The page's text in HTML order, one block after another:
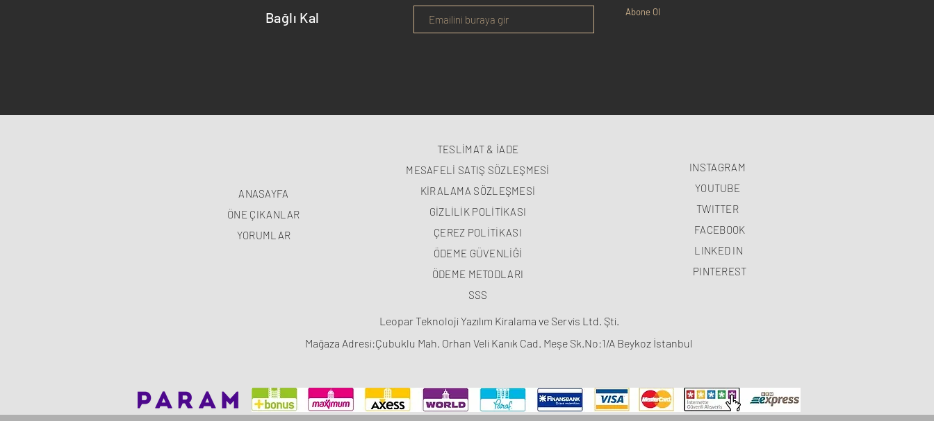
Bağlı Kal Abone Ol
ANASAYFA
ÖNE ÇIKANLAR
YORUMLAR
TESLİMAT & İADE
MESAFELİ SATIŞ SÖZLEŞMESİ
KİRALAMA SÖZLEŞMESİ
GİZLİLİK POLİTİKASI
ÇEREZ POLİTİKASI
ÖDEME GÜVENLİĞİ
ÖDEME METODLARI
SSS
INSTAGRAM
YOUTUBE
TWITTER
FACEBOOK
LINKED IN
PINTEREST
Leopar Teknoloji Yazılım Kiralama ve Servis Ltd. Şti.
Mağaza Adresi:Çubuklu Mah. Orhan Veli Kanık Cad. Meşe Sk.No:1/A Beykoz İstanbul